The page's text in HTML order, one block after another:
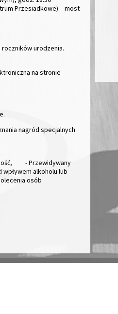
Przesiadkowe) – most
roczników urodzenia.
na stronie
nagród specjalnych
- Przewidywany
wpływem alkoholu lub
osób